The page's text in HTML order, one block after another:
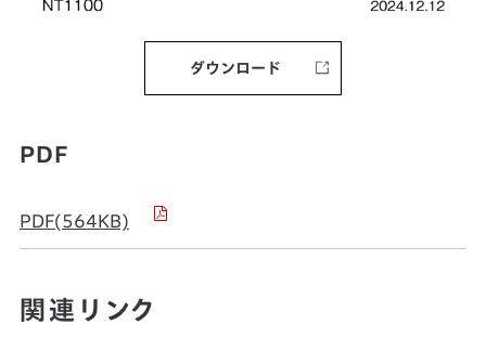
ダウンロード
PDF
PDF(564KB)
関連リンク